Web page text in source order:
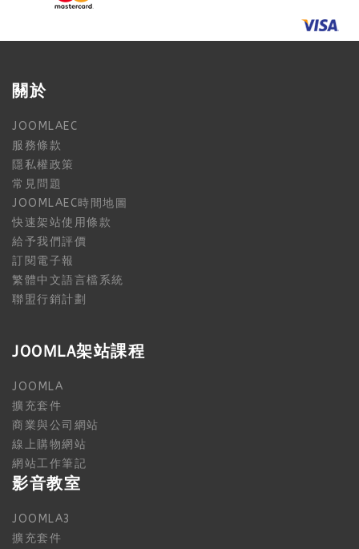
關於
JOOMLAEC
服務條款
隱私權政策
常見問題
JOOMLAEC時間地圖
快速架站使用條款
給予我們評價
訂閱電子報
繁體中文語言檔系統
聯盟行銷計劃
JOOMLA架站課程
JOOMLA
擴充套件
商業與公司網站
線上購物網站
網站工作筆記
影音教室
JOOMLA3
擴充套件